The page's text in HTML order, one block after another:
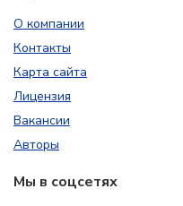
О компании
Контакты
Карта сайта
Лицензия
Вакансии
Авторы
Мы в соцсетях